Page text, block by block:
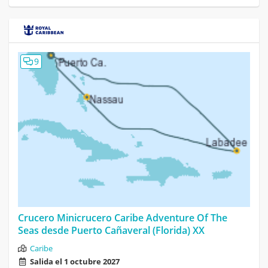
9
Crucero Minicrucero Caribe Adventure Of The
Seas desde Puerto Cañaveral (Florida) XX
Caribe
Salida el 1 octubre 2027